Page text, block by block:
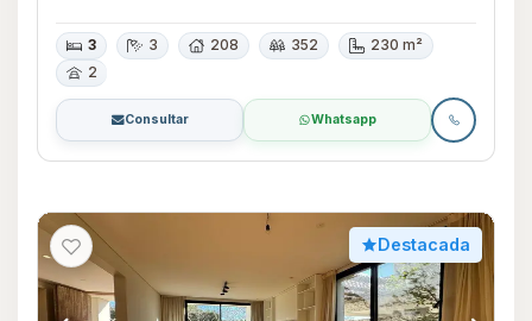
3 3 208 352
230 m²
2
Consultar Whatsapp
Destacada